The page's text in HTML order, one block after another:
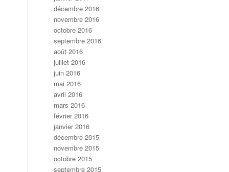
décembre 2016
novembre 2016
octobre 2016
septembre 2016
août 2016
juillet 2016
juin 2016
mai 2016
avril 2016
mars 2016
février 2016
janvier 2016
décembre 2015
novembre 2015
octobre 2015
septembre 2015